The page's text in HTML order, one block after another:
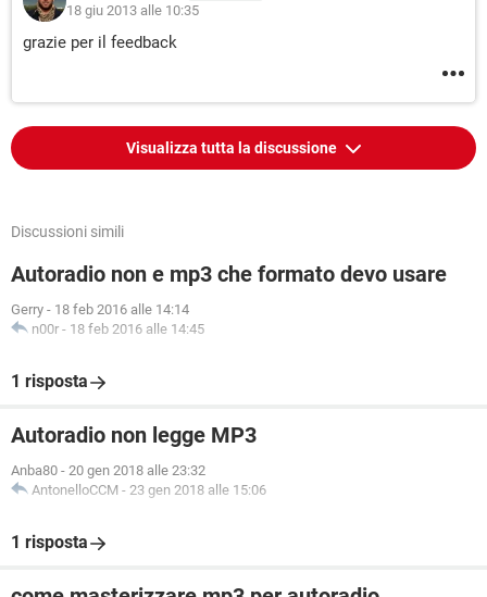
18 giu 2013 alle 10:35
grazie per il feedback
Visualizza tutta la discussione
Discussioni simili
Autoradio non e mp3 che formato devo usare
Gerry - 18 feb 2016 alle 14:14
n00r - 18 feb 2016 alle 14:45
1 risposta
Autoradio non legge MP3
Anba80 - 20 gen 2018 alle 23:32
AntonelloCCM - 23 gen 2018 alle 15:06
1 risposta